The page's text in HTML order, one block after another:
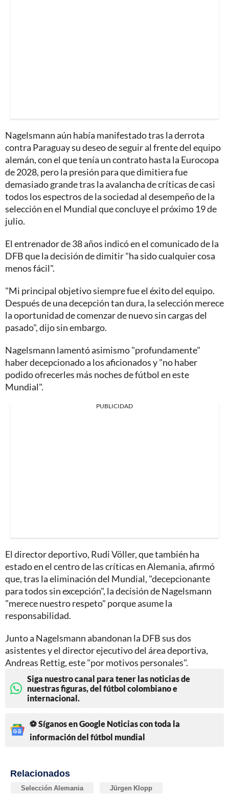
Nagelsmann aún había manifestado tras la derrota
contra Paraguay su deseo de seguir al frente del equipo
alemán, con el que tenía un contrato hasta la Eurocopa
de 2028, pero la presión para que dimitiera fue
demasiado grande tras la avalancha de críticas de casi
todos los espectros de la sociedad al desempeño de la
selección en el Mundial que concluye el próximo 19 de
julio.
El entrenador de 38 años indicó en el comunicado de la
DFB que la decisión de dimitir "ha sido cualquier cosa
menos fácil".
"Mi principal objetivo siempre fue el éxito del equipo.
Después de una decepción tan dura, la selección merece
la oportunidad de comenzar de nuevo sin cargas del
pasado", dijo sin embargo.
Nagelsmann lamentó asimismo "profundamente"
haber decepcionado a los aficionados y "no haber
podido ofrecerles más noches de fútbol en este
Mundial".
PUBLICIDAD
El director deportivo, Rudi Völler, que también ha
estado en el centro de las críticas en Alemania, afirmó
que, tras la eliminación del Mundial, "decepcionante
para todos sin excepción", la decisión de Nagelsmann
"merece nuestro respeto" porque asume la
responsabilidad.
Junto a Nagelsmann abandonan la DFB sus dos
asistentes y el director ejecutivo del área deportiva,
Andreas Rettig, este "por motivos personales".
Siga nuestro canal para tener las noticias de
nuestras figuras, del fútbol colombiano e
internacional.
⚽ Síganos en Google Noticias con toda la
información del fútbol mundial
Relacionados
Selección Alemania Jürgen Klopp